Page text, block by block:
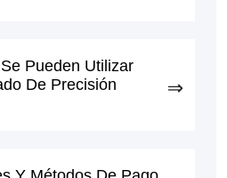
Pueden Utilizar
De Precisión